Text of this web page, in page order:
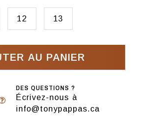
12 13
AU PANIER
DES QUESTIONS ?
Écrivez-nous à
info@tonypappas.ca